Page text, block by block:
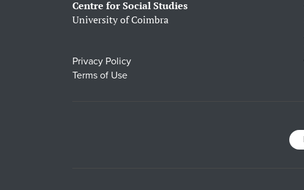
Centre for Social Studies
University of Coimbra
Privacy Policy
Terms of Use